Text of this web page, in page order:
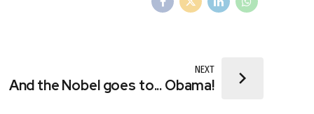
NEXT
And the Nobel goes to... Obama!